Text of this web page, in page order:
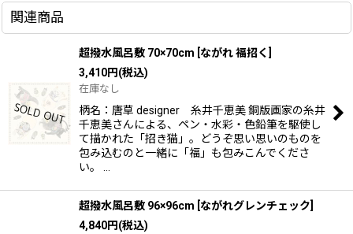
関連商品
超撥水風呂敷 70×70cm ながれ 福招く
3,410円(税込)
在庫なし
柄名：唐草 designer 糸井千恵美 銅版画家の糸井
千恵美さんによる、ペン・水彩・色鉛筆を駆使し
て描かれた「招き猫」。どうぞ思い思いのものを
包み込むのと一緒に「福」も包みこんでくださ
い。 …
超撥水風呂敷 96×96cm ながれグレンチェック
4,840円(税込)